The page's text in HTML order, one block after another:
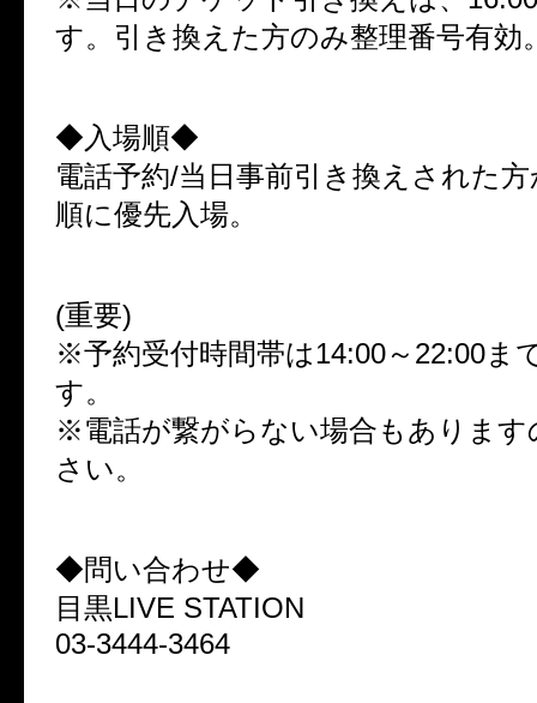
す。引き換えた方のみ整理番号有効
◆入場順◆
電話予約/当日事前引き換えされた
順に優先入場。
(重要)
※予約受付時間帯は14:00～22:00ま
す。
※電話が繋がらない場合もあります
さい。
◆問い合わせ◆
目黒LIVE STATION
03-3444-3464